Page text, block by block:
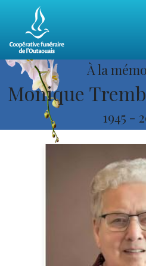
À la
Monique
1945 -